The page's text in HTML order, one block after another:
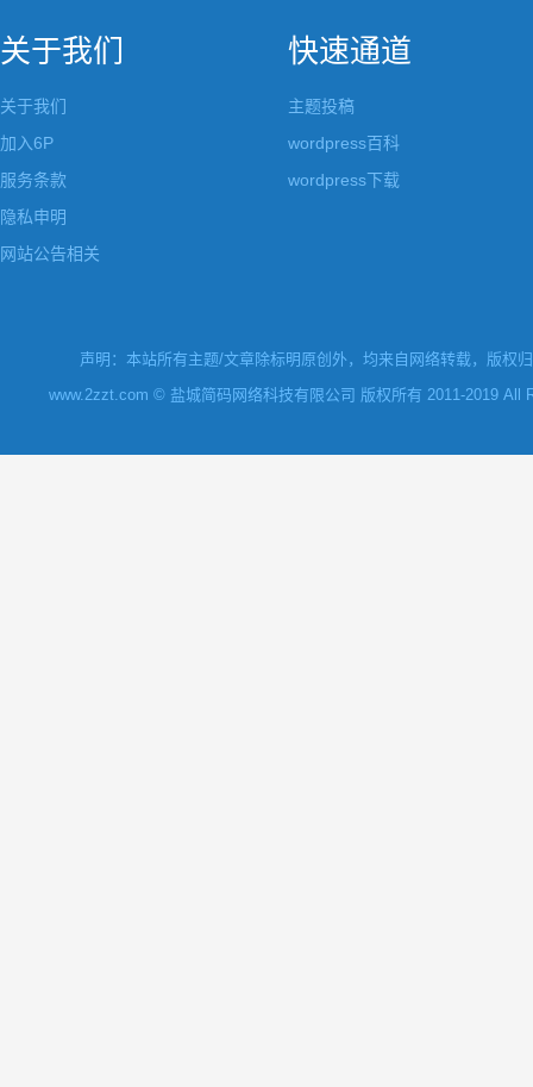
关于我们
关于我们
加入6P
服务条款
隐私申明
网站公告相关
快速通道
主题投稿
wordpress百科
wordpress下载
声明：本站所有主题/文章除标明原创外，均来自网络转载，版权
www.2zzt.com © 盐城简码网络科技有限公司 版权所有 2011-2019